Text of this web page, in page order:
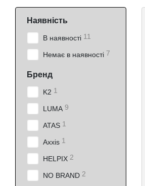
Наявність
В наявності 11
Немає в наявності 7
Бренд
K2 1
LUMA 9
ATAS 1
Axxis 1
HELPIX 2
NO BRAND 2